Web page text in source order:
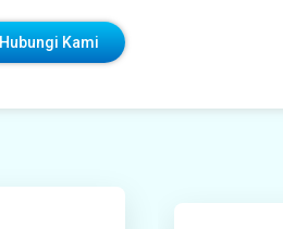
Hubungi Kami